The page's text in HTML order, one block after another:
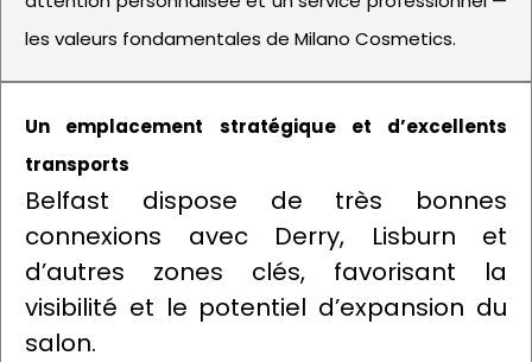
les valeurs fondamentales de Milano Cosmetics.
Un emplacement stratégique et d’excellents
transports
Belfast dispose de très bonnes
connexions avec Derry, Lisburn et
d’autres zones clés, favorisant la
visibilité et le potentiel d’expansion du
salon.